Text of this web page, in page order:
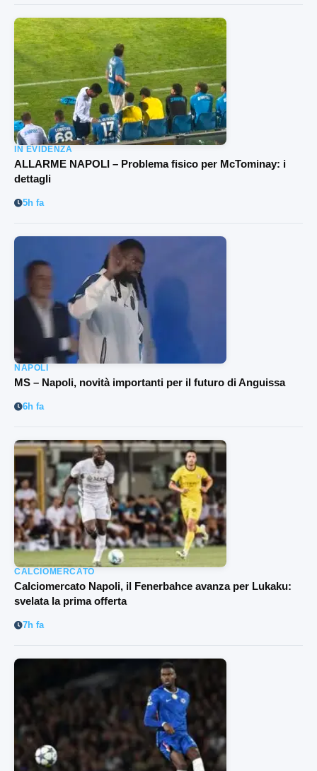
IN EVIDENZA
ALLARME NAPOLI – Problema fisico per McTominay: i
dettagli
5h fa
NAPOLI
MS – Napoli, novità importanti per il futuro di Anguissa
6h fa
CALCIOMERCATO
Calciomercato Napoli, il Fenerbahce avanza per Lukaku:
svelata la prima offerta
7h fa